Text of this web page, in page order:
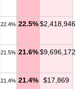
22.4% 22.5% $2,418,946
21.5% 21.6% $9,696,172
21.4% 21.4% $17,869